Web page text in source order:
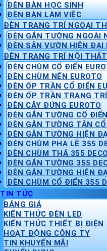
ĐÈN BÀN HỌC SINH
ĐÈN BÀN LÀM VIỆC
ĐÈN TRANG TRÍ NGOẠI
ĐÈN GẮN TƯỜNG NGOÀI
ĐÈN SÂN VƯỜN HIỆN ĐẠI
ĐÈN TRANG TRÍ NỘI THẤT
ĐÈN CHÙM CỔ ĐIỂN
ĐÈN CHÙM NẾN EUROTO
ĐÈN ỐP TRẦN CỔ ĐIỂN
ĐÈN ỐP TRẦN TRANG
ĐÈN CÂY ĐỨNG EUROTO
ĐÈN GẮN TƯỜNG CỔ
ĐÈN GẮN TƯỜNG TÂN
ĐÈN GẮN TƯỜNG HIỆN
ĐÈN CHÙM PHA LÊ 355
ĐÈN CHÙM THẢ 355
ĐÈN GẮN TƯỜNG 355
ĐÈN GẮN TƯỜNG HIỆN
ĐÈN CHÙM CỔ ĐIỂN 355
TIN TỨC
BẢNG GIÁ
KIẾN THỨC ĐÈN LED
KIẾN THỨC THIẾT BỊ ĐIỆN
HOẠT ĐỘNG CÔNG TY
TIN KHUYẾN MÃI